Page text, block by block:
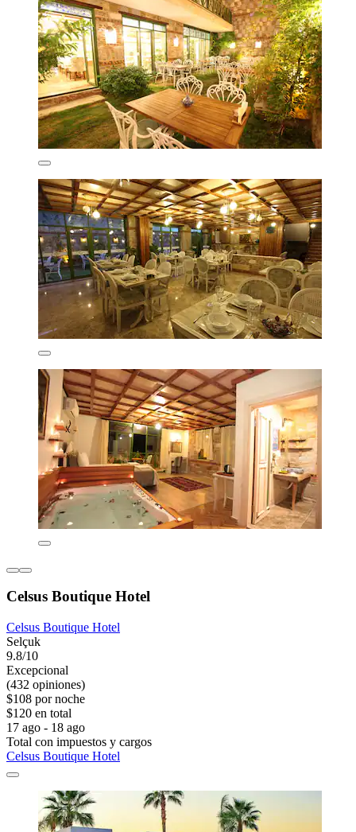
Celsus Boutique Hotel
Celsus Boutique Hotel
Selçuk
9.8/10
Excepcional
(432 opiniones)
$108 por noche
$120 en total
17 ago - 18 ago
Total con impuestos y cargos
Celsus Boutique Hotel